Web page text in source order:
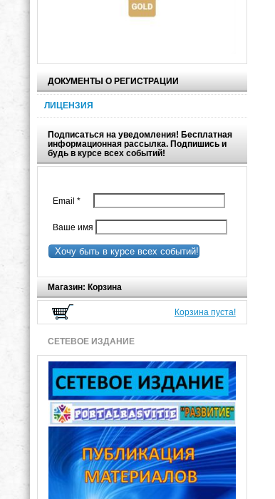
ДОКУМЕНТЫ О РЕГИСТРАЦИИ
ЛИЦЕНЗИЯ
Подписаться на уведомления! Бесплатная
информационная рассылка. Подпишись и
будь в курсе всех событий!
Email *
Ваше имя
Хочу быть в курсе всех событий!
Магазин: Корзина
Корзина пуста!
СЕТЕВОЕ ИЗДАНИЕ